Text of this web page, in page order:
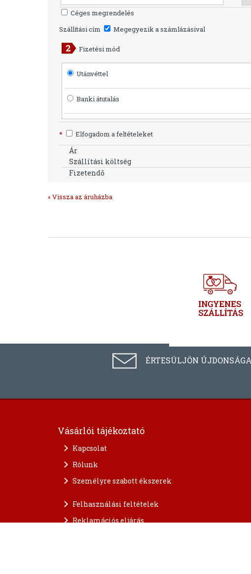
Céges megrendelés
Szállítási cím
Megegyezik a számlázásival
Fizetési mód
Utánvéttel
Banki átutalás
* Elfogadom a feltételeket
Ár
Szállítási költség
Fizetendő
« Vissza az áruházba
ÉRTESÜLJÖN
Vásárlói tájékoztató
Kapcsolat
Rólunk
Személyre szabott ékszerek
Felhasználási feltételek
Reklamációs eljárás